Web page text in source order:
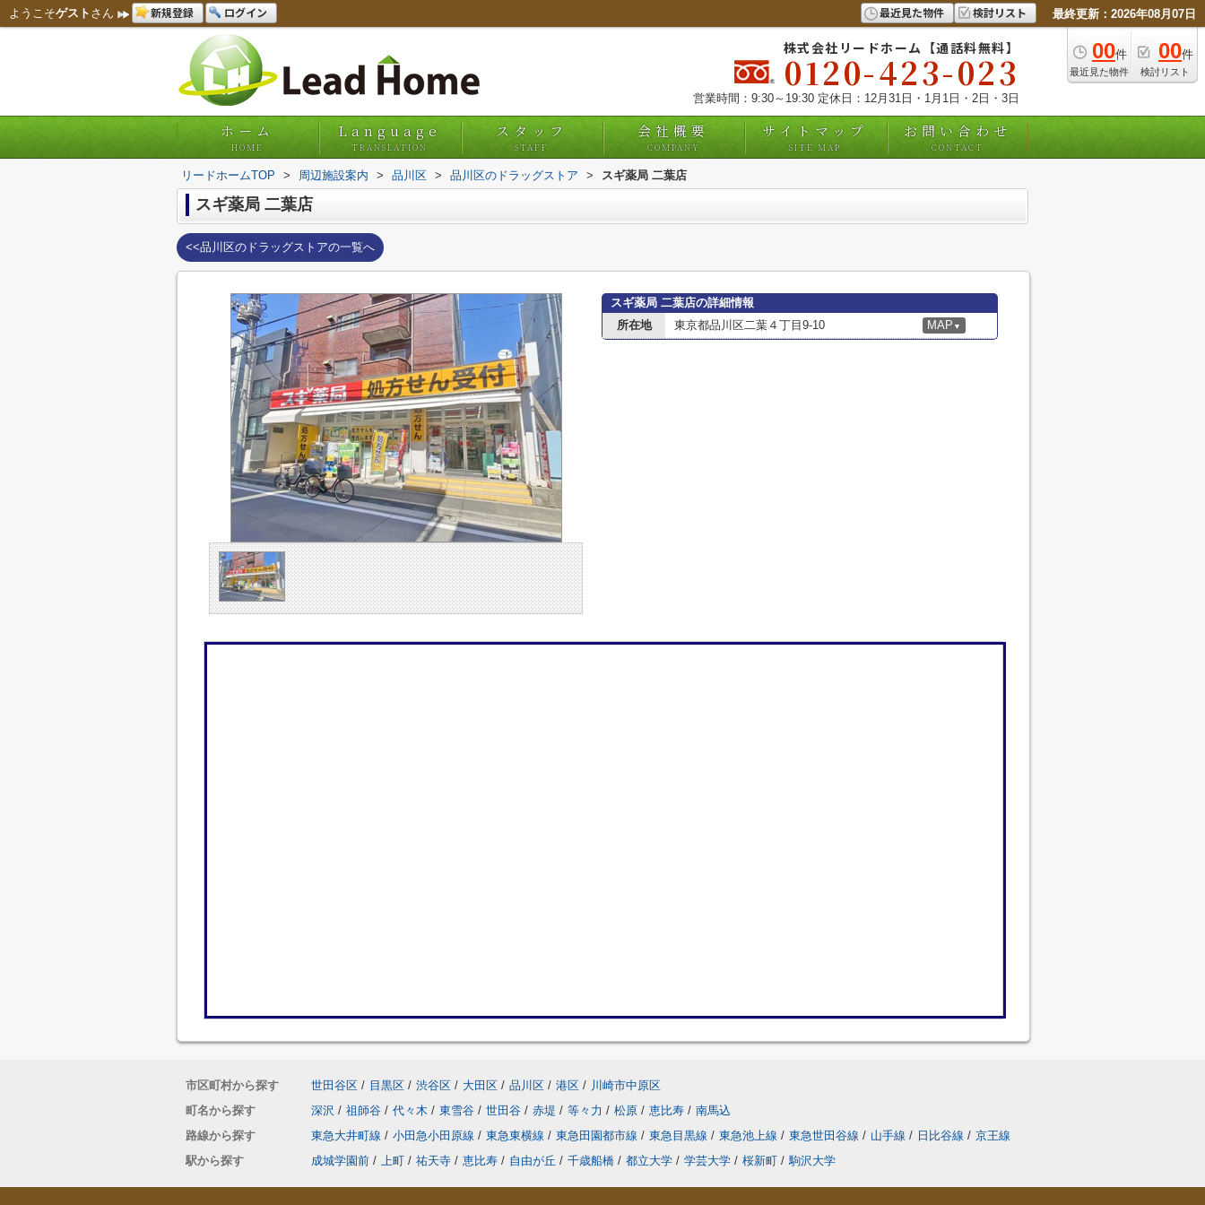
ようこそゲスト さん 新規登録 ログイン 最近見た物件 検討リスト 最終更新：2026年08月07日
00件
最近見た物件
00件
検討リスト
株式会社リードホーム【通話料無料】
0120-423-023
営業時間：9:30～19:30 定休日：12月31日・1月1日・2日・3日
ホーム
HOME
Language
TRANSLATION
スタッフ
STAFF
会社概要
COMPANY
サイトマップ
SITE MAP
お問い合わせ
CONTACT
リードホームTOP > 周辺施設案内 > 品川区 > 品川区のドラッグストア > スギ薬局 二葉店
スギ薬局 二葉店
<<品川区のドラッグストアの一覧へ
スギ薬局 二葉店の詳細情報
所在地
東京都品川区二葉４丁目9-10 MAP ▼
市区町村から探す 世田谷区 / 目黒区 / 渋谷区 / 大田区 / 品川区 / 港区 / 川崎市中原区
町名から探す
深沢 / 祖師谷 / 代々木 / 東雪谷 / 世田谷 / 赤堤 / 等々力 / 松原 / 恵比寿 / 南馬込
路線から探す
東急大井町線 / 小田急小田原線 / 東急東横線 / 東急田園都市線 / 東急目黒線 / 東急池上線 / 東急世田谷線 / 山手線 / 日比谷線 / 京王線
駅から探す
成城学園前 / 上町 / 祐天寺 / 恵比寿 / 自由が丘 / 千歳船橋 / 都立大学 / 学芸大学 / 桜新町 / 駒沢大学